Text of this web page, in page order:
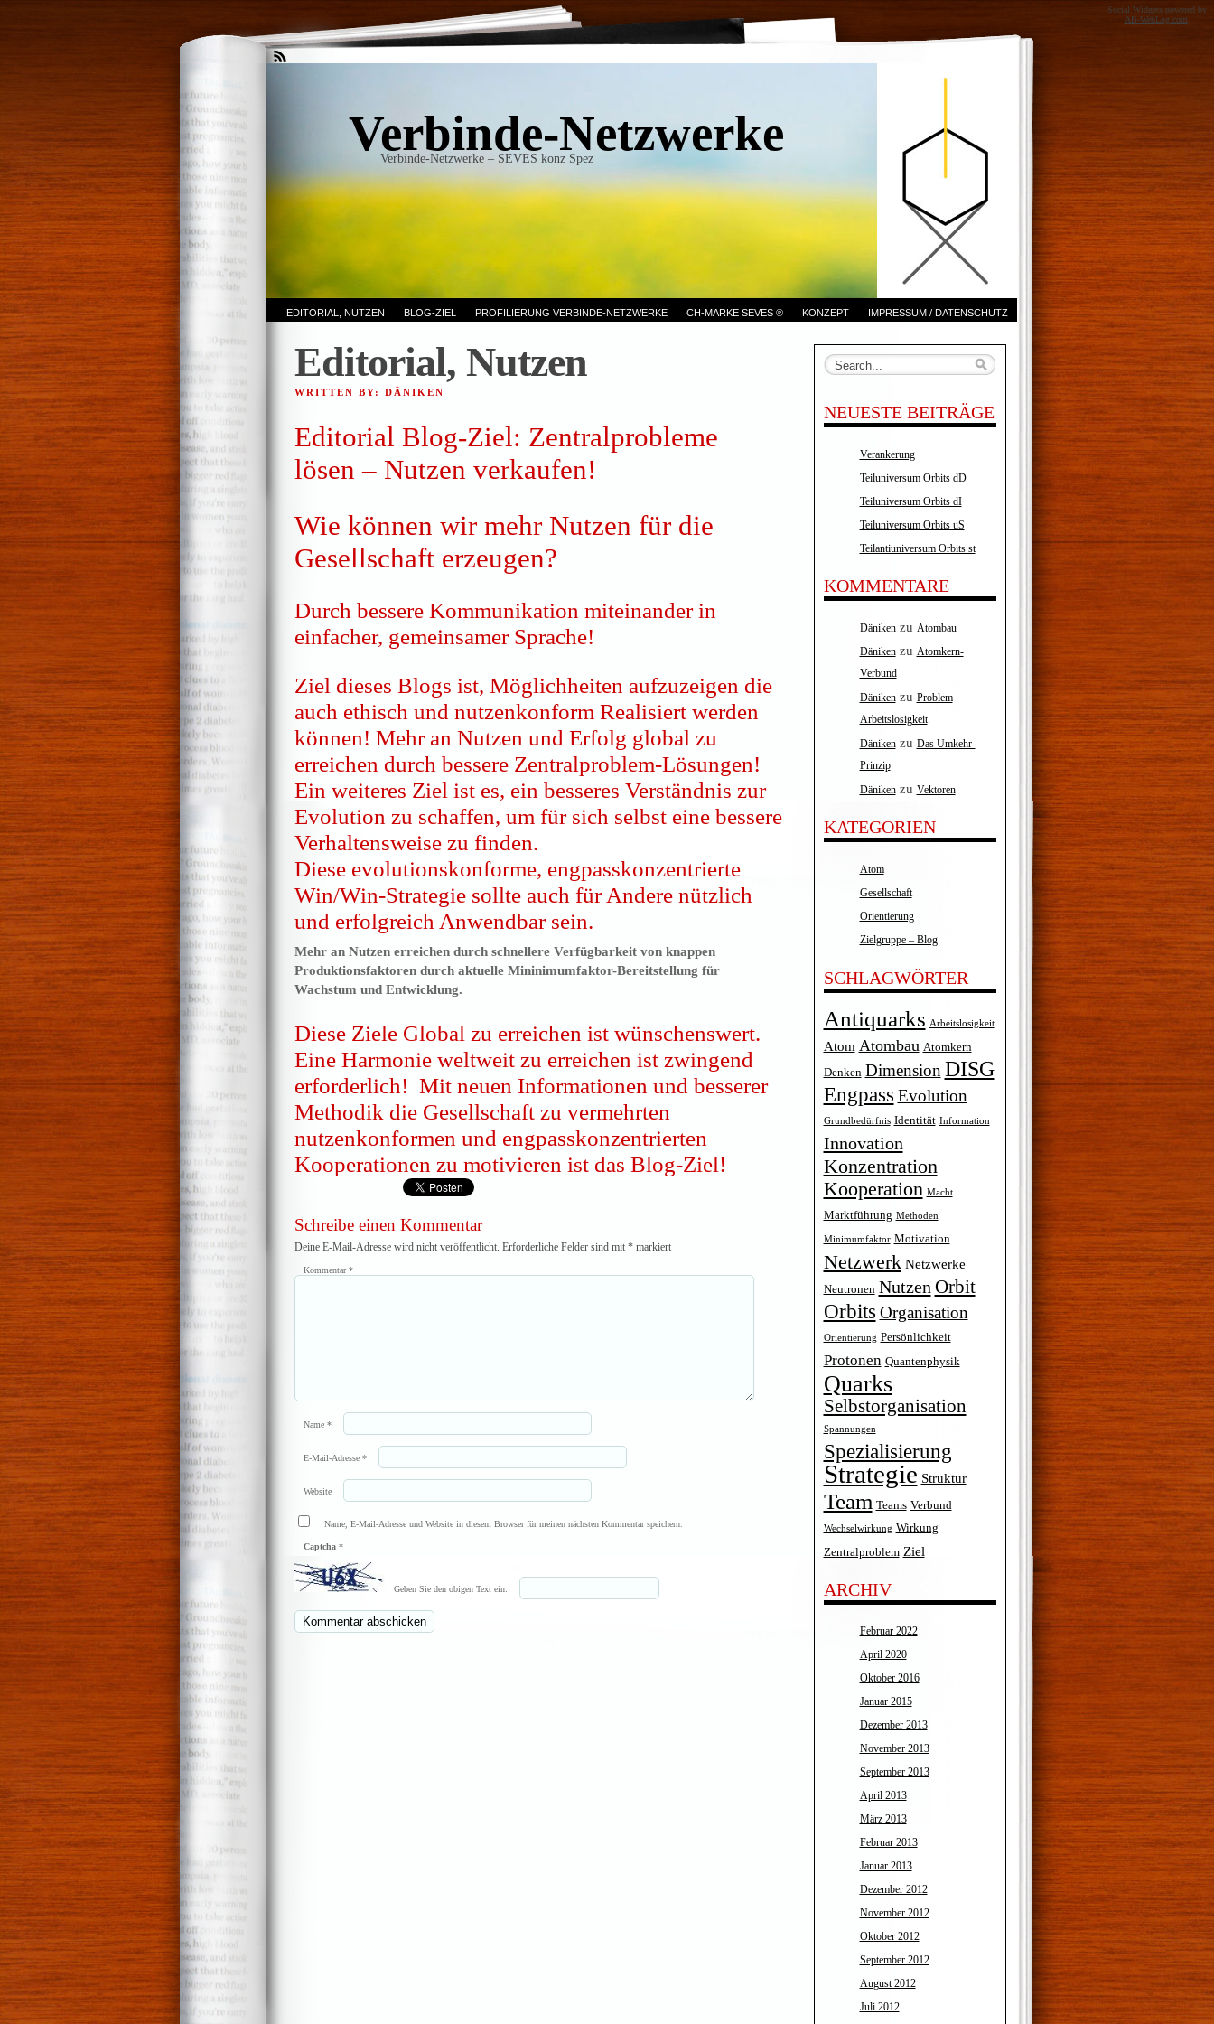
Verbinde-Netzwerke
Verbinde-Netzwerke – SEVES konz Spez
EDITORIAL, NUTZEN BLOG-ZIEL PROFILIERUNG VERBINDE-NETZWERKE CH-MARKE SEVES ® KONZEPT IMPRESSUM / DATENSCHUTZ
Editorial, Nutzen
WRITTEN BY: DÄNIKEN
Editorial Blog-Ziel: Zentralprobleme
lösen – Nutzen verkaufen!
Wie können wir mehr Nutzen für die
Gesellschaft erzeugen?
Durch bessere Kommunikation miteinander in
einfacher, gemeinsamer Sprache!
Ziel dieses Blogs ist, Möglichheiten aufzuzeigen die
auch ethisch und nutzenkonform Realisiert werden
können! Mehr an Nutzen und Erfolg global zu
erreichen durch bessere Zentralproblem-Lösungen!
Ein weiteres Ziel ist es, ein besseres Verständnis zur
Evolution zu schaffen, um für sich selbst eine bessere
Verhaltensweise zu finden.
Diese evolutionskonforme, engpasskonzentrierte
Win/Win-Strategie sollte auch für Andere nützlich
und erfolgreich Anwendbar sein.
Mehr an Nutzen erreichen durch schnellere Verfügbarkeit von knappen
Produktionsfaktoren durch aktuelle Mininimumfaktor-Bereitstellung für
Wachstum und Entwicklung.
Diese Ziele Global zu erreichen ist wünschenswert.
Eine Harmonie weltweit zu erreichen ist zwingend
erforderlich! Mit neuen Informationen und besserer
Methodik die Gesellschaft zu vermehrten
nutzenkonformen und engpasskonzentrierten
Kooperationen zu motivieren ist das Blog-Ziel!
Schreibe einen Kommentar
Deine E-Mail-Adresse wird nicht veröffentlicht. Erforderliche Felder sind mit *markiert
Kommentar*
Name *
E-Mail-Adresse *
Website
Name, E-Mail-Adresse und Website in diesem Browser für meinen nächsten Kommentar speichern.
Captcha *
Geben Sie den obigen Text ein:
NEUESTE BEITRÄGE
Verankerung
Teiluniversum Orbits dD
Teiluniversum Orbits dI
Teiluniversum Orbits uS
Teilantiuniversum Orbits st
KOMMENTARE
Dänikenzu Atombau
Dänikenzu Atomkern-
Verbund
Dänikenzu Problem
Arbeitslosigkeit
Dänikenzu Das Umkehr-
Prinzip
Dänikenzu Vektoren
KATEGORIEN
Atom
Gesellschaft
Orientierung
Zielgruppe – Blog
SCHLAGWÖRTER
Antiquarks Arbeitslosigkeit
Atom Atombau Atomkern
Denken Dimension DISG
Engpass Evolution
Grundbedürfnis Identität Information
Innovation
Konzentration
Kooperation Macht
Marktführung Methoden
Minimumfaktor Motivation
Netzwerk Netzwerke
Neutronen Nutzen Orbit
Orbits Organisation
Orientierung Persönlichkeit
Protonen Quantenphysik
Quarks
Selbstorganisation
Spannungen
Spezialisierung
Strategie Struktur
Team Teams Verbund
Wechselwirkung Wirkung
Zentralproblem Ziel
ARCHIV
Februar 2022
April 2020
Oktober 2016
Januar 2015
Dezember 2013
November 2013
September 2013
April 2013
März 2013
Februar 2013
Januar 2013
Dezember 2012
November 2012
Oktober 2012
September 2012
August 2012
Juli 2012
Social Widgets powered by
AB-WebLog.com